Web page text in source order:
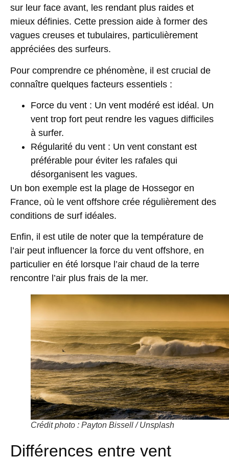
sur leur face avant, les rendant plus raides et
mieux définies. Cette pression aide à former des
vagues creuses et tubulaires, particulièrement
appréciées des surfeurs.
Pour comprendre ce phénomène, il est crucial de
connaître quelques facteurs essentiels :
Force du vent : Un vent modéré est idéal. Un
vent trop fort peut rendre les vagues difficiles
à surfer.
Régularité du vent : Un vent constant est
préférable pour éviter les rafales qui
désorganisent les vagues.
Un bon exemple est la plage de Hossegor en
France, où le vent offshore crée régulièrement des
conditions de surf idéales.
Enfin, il est utile de noter que la température de
l’air peut influencer la force du vent offshore, en
particulier en été lorsque l’air chaud de la terre
rencontre l’air plus frais de la mer.
Crédit photo : Payton Bissell / Unsplash
Différences entre vent